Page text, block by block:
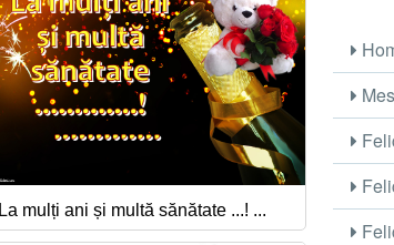
La mulți ani și multă sănătate ...! ...